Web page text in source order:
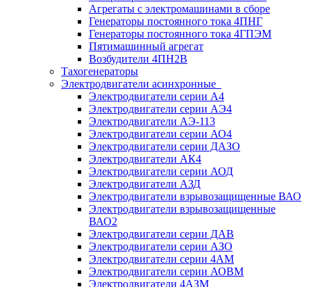
Агрегаты с электромашинами в сборе
Генераторы постоянного тока 4ПНГ
Генераторы постоянного тока 4ГПЭМ
Пятимашинный агрегат
Возбудители 4ПН2В
Тахогенераторы
Электродвигатели асинхронные
Электродвигатели серии А4
Электродвигатели серии АЭ4
Электродвигатели АЭ-113
Электродвигатели серии АО4
Электродвигатели серии ДАЗО
Электродвигатели АК4
Электродвигатели серии АОД
Электродвигатели АЗД
Электродвигатели взрывозащищенные ВАО
Электродвигатели взрывозащищенные
ВАО2
Электродвигатели серии ДАВ
Электродвигатели серии АЗО
Электродвигатели серии 4АМ
Электродвигатели серии АОВМ
Электродвигатели 4АЗМ